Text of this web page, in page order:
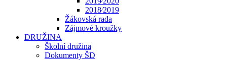
2018⁄2019
Žákovská rada
Zájmové kroužky
DRUŽINA
Školní družina
Dokumenty ŠD